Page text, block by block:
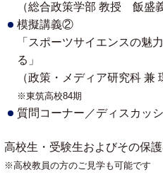
（総合政策学部 教授 飯盛
模擬講義②
「スポーツサイエンスの魅
る」
（政策・メディア研究科
※東筑高校84期
質問コーナー／ディスカッ
高校生・受験生およびその保
※高校教員の方のご見学も可能です